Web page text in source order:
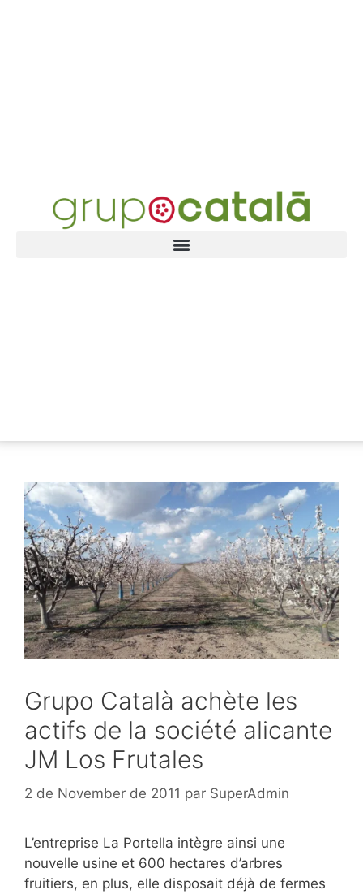
Grupo Català achète les
actifs de la société alicante
JM Los Frutales
2 de November de 2011 par SuperAdmin
L’entreprise La Portella intègre ainsi une
nouvelle usine et 600 hectares d’arbres
fruitiers, en plus, elle disposait déjà de fermes